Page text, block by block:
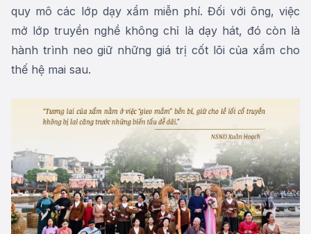
quy mô các lớp dạy xẩm miễn phí. Đối với ông, việc
mở lớp truyền nghề không chỉ là dạy hát, đó còn là
hành trình neo giữ những giá trị cốt lõi của xẩm cho
thế hệ mai sau.